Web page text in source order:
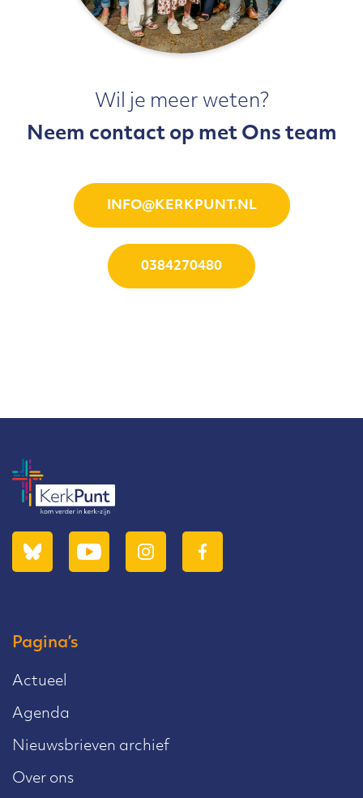
Wil je meer weten?
Neem contact op met Ons team
INFO@KERKPUNT.NL
0384270480
Pagina’s
Actueel
Agenda
Nieuwsbrieven archief
Over ons